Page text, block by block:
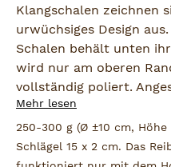
Klangschalen zeichnen
urwüchsiges Design
Schalen behält unten
wird nur am oberen
vollständig poliert.
erzeugen die Schalen
obertonreichen und
Schalen bestens für
geeignet.
Mehr lesen
250-300 g (Ø ±10 cm,
Schlägel 15 x 2 cm. Das